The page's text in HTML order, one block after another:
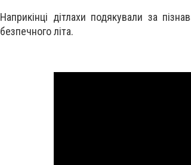
Наприкінці дітлахи подякували за
безпечного літа.